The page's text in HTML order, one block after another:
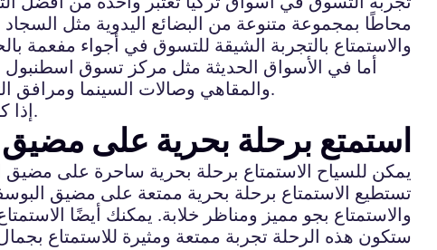
محاطًا بمجموعة متنوعة من البضائع اليدوية مثل السجاد
والاستمتاع بالتجربة الشيقة للتسوق في أجواء مفعمة
أما في الأسواق الحديثة مثل مركز تسوق
والمقاهي وصالات السينما ومرافق الترفيه الأخرى. يمكنك الاستمتاع بتجربة التسوق بشكل مريح وممتع داخل بنية مدينة واسعة ومكيفة الهواء.
إذا كنت تبحث عن تجربة تسوق مميزة، فإن تركيا تقدم لك فرصتين رائعتين للاستمتاع بتجربة التسوق الفريدة.
استمتع برحلة بحرية على مضيق
يمكن للسياح الاستمتاع برحلة بحرية ساحرة على مضيق
تستطيع الاستمتاع برحلة بحرية ممتعة على مضيق
والاستمتاع بجو مميز ومناظر خلابة. يمكنك أيضًا
ستكون هذه الرحلة تجربة ممتعة ومثيرة للاستمتاع